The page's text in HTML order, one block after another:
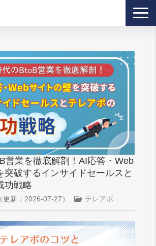
サービス
ブログ
セミナー
資料ダウンロード
営業を徹底解剖！AI応答・Web
突破するインサイドセールスと
功戦略
（更新： 2026-07-27） テレアポ